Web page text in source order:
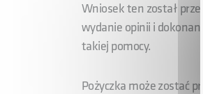
Wniosek ten został
wydanie opinii i
takiej pomocy.
Pożyczka może zostać